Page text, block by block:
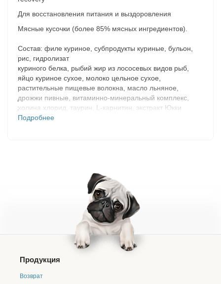
Для восстановления питания и выздоровления
Мясные кусочки (более 85% мясных ингредиентов).
Состав: филе куриное, субпродукты куриные, бульон,
рис, гидролизат
куриного белка, рыбий жир из лососевых видов рыб,
яйцо куриное сухое, молоко цельное сухое,
растительные пищевые волокна, масло льняное,
дрожжи пивные, витаминно-минеральный комплекс,
холина хлорид, таурин, L-карнитин, экстракт Юкки
Шидигера.
Энергетическая ценность:98 ккал/100г.
Подробнее
Продукция
Возврат